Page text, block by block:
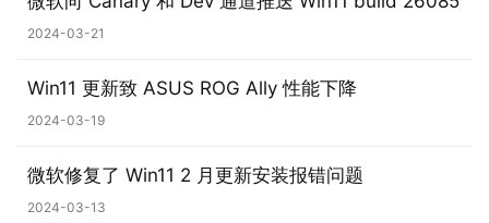
n
2024-03-21
Win11 更新致 ASUS ROG Ally 性能下降
2024-03-19
微软修复了 Win11 2 月更新安装报错问题
2024-03-13